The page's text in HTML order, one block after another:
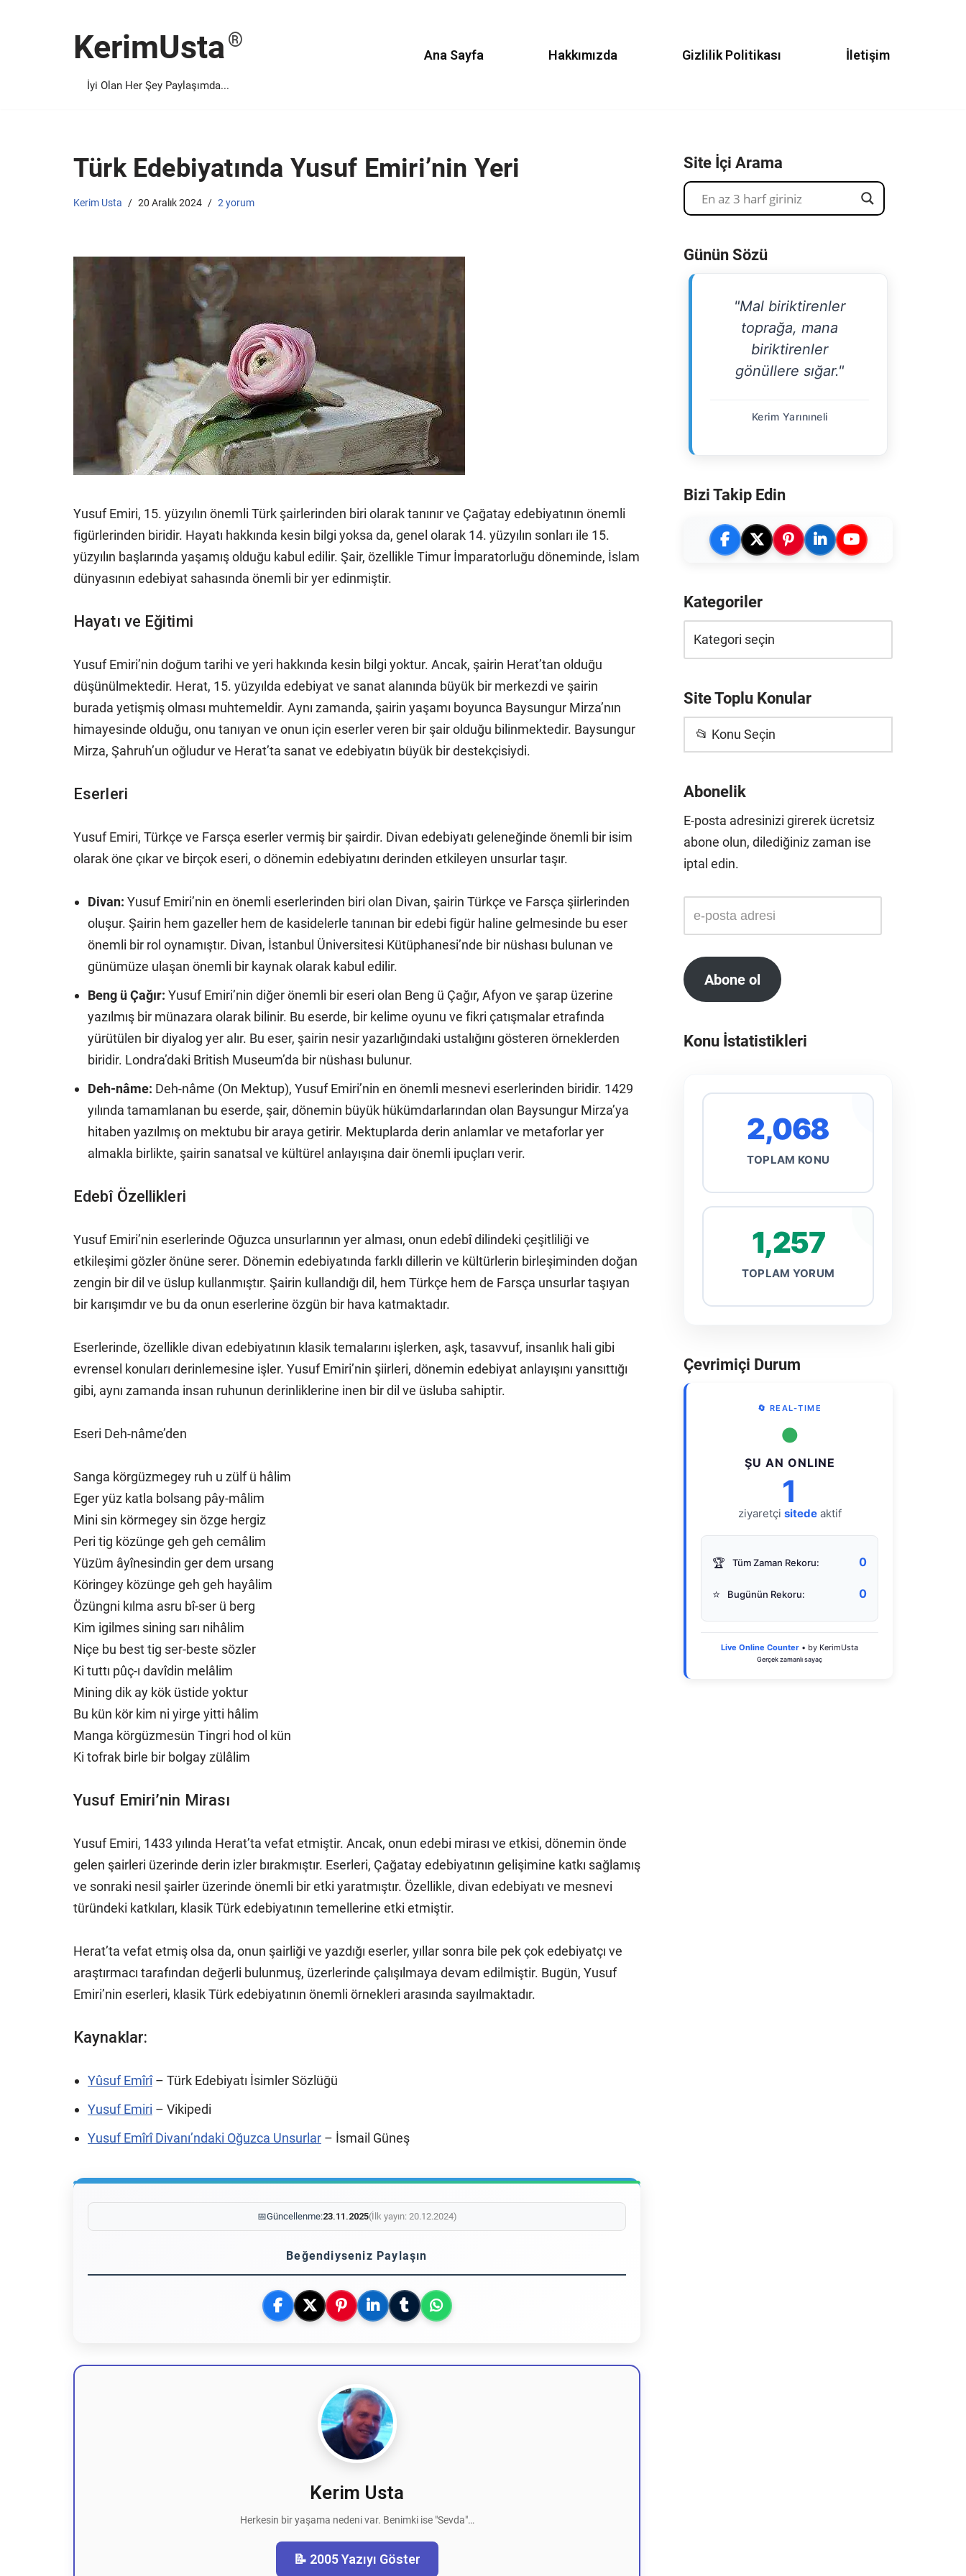
KerimUsta
İyi Olan Her Şey Paylaşımda...
Ana Sayfa Hakkımızda Gizlilik Politikası İletişim
Türk Edebiyatında Yusuf Emiri’nin Yeri
Kerim Usta 20 Aralık 2024 2 yorum
Yusuf Emiri, 15. yüzyılın önemli Türk şairlerinden biri olarak tanınır ve Çağatay edebiyatının önemli
figürlerinden biridir. Hayatı hakkında kesin bilgi yoksa da, genel olarak 14. yüzyılın sonları ile 15.
yüzyılın başlarında yaşamış olduğu kabul edilir. Şair, özellikle Timur İmparatorluğu döneminde, İslam
dünyasının edebiyat sahasında önemli bir yer edinmiştir.
Hayatı ve Eğitimi
Yusuf Emiri’nin doğum tarihi ve yeri hakkında kesin bilgi yoktur. Ancak, şairin Herat’tan olduğu
düşünülmektedir. Herat, 15. yüzyılda edebiyat ve sanat alanında büyük bir merkezdi ve şairin
burada yetişmiş olması muhtemeldir. Aynı zamanda, şairin yaşamı boyunca Baysungur Mirza’nın
himayesinde olduğu, onu tanıyan ve onun için eserler veren bir şair olduğu bilinmektedir. Baysungur
Mirza, Şahruh’un oğludur ve Herat’ta sanat ve edebiyatın büyük bir destekçisiydi.
Eserleri
Yusuf Emiri, Türkçe ve Farsça eserler vermiş bir şairdir. Divan edebiyatı geleneğinde önemli bir isim
olarak öne çıkar ve birçok eseri, o dönemin edebiyatını derinden etkileyen unsurlar taşır.
Divan: Yusuf Emiri’nin en önemli eserlerinden biri olan Divan, şairin Türkçe ve Farsça şiirlerinden
oluşur. Şairin hem gazeller hem de kasidelerle tanınan bir edebi figür haline gelmesinde bu eser
önemli bir rol oynamıştır. Divan, İstanbul Üniversitesi Kütüphanesi’nde bir nüshası bulunan ve
günümüze ulaşan önemli bir kaynak olarak kabul edilir.
Beng ü Çağır: Yusuf Emiri’nin diğer önemli bir eseri olan Beng ü Çağır, Afyon ve şarap üzerine
yazılmış bir münazara olarak bilinir. Bu eserde, bir kelime oyunu ve fikri çatışmalar etrafında
yürütülen bir diyalog yer alır. Bu eser, şairin nesir yazarlığındaki ustalığını gösteren örneklerden
biridir. Londra’daki British Museum’da bir nüshası bulunur.
Deh-nâme: Deh-nâme (On Mektup), Yusuf Emiri’nin en önemli mesnevi eserlerinden biridir. 1429
yılında tamamlanan bu eserde, şair, dönemin büyük hükümdarlarından olan Baysungur Mirza’ya
hitaben yazılmış on mektubu bir araya getirir. Mektuplarda derin anlamlar ve metaforlar yer
almakla birlikte, şairin sanatsal ve kültürel anlayışına dair önemli ipuçları verir.
Edebî Özellikleri
Yusuf Emiri’nin eserlerinde Oğuzca unsurlarının yer alması, onun edebî dilindeki çeşitliliği ve
etkileşimi gözler önüne serer. Dönemin edebiyatında farklı dillerin ve kültürlerin birleşiminden doğan
zengin bir dil ve üslup kullanmıştır. Şairin kullandığı dil, hem Türkçe hem de Farsça unsurlar taşıyan
bir karışımdır ve bu da onun eserlerine özgün bir hava katmaktadır.
Eserlerinde, özellikle divan edebiyatının klasik temalarını işlerken, aşk, tasavvuf, insanlık hali gibi
evrensel konuları derinlemesine işler. Yusuf Emiri’nin şiirleri, dönemin edebiyat anlayışını yansıttığı
gibi, aynı zamanda insan ruhunun derinliklerine inen bir dil ve üsluba sahiptir.
Eseri Deh-nâme’den
Sanga körgüzmegey ruh u zülf ü hâlim
Eger yüz katla bolsang pây-mâlim
Mini sin körmegey sin özge hergiz
Peri tig közünge geh geh cemâlim
Yüzüm âyînesindin ger dem ursang
Köringey közünge geh geh hayâlim
Özüngni kılma asru bî-ser ü berg
Kim igilmes sining sarı nihâlim
Niçe bu best tig ser-beste sözler
Ki tuttı pûç-ı davîdin melâlim
Mining dik ay kök üstide yoktur
Bu kün kör kim ni yirge yitti hâlim
Manga körgüzmesün Tingri hod ol kün
Ki tofrak birle bir bolgay zülâlim
Yusuf Emiri’nin Mirası
Yusuf Emiri, 1433 yılında Herat’ta vefat etmiştir. Ancak, onun edebi mirası ve etkisi, dönemin önde
gelen şairleri üzerinde derin izler bırakmıştır. Eserleri, Çağatay edebiyatının gelişimine katkı sağlamış
ve sonraki nesil şairler üzerinde önemli bir etki yaratmıştır. Özellikle, divan edebiyatı ve mesnevi
türündeki katkıları, klasik Türk edebiyatının temellerine etki etmiştir.
Herat’ta vefat etmiş olsa da, onun şairliği ve yazdığı eserler, yıllar sonra bile pek çok edebiyatçı ve
araştırmacı tarafından değerli bulunmuş, üzerlerinde çalışılmaya devam edilmiştir. Bugün, Yusuf
Emiri’nin eserleri, klasik Türk edebiyatının önemli örnekleri arasında sayılmaktadır.
Kaynaklar:
Yûsuf Emîrî– Türk Edebiyatı İsimler Sözlüğü
Yusuf Emiri – Vikipedi
Yusuf Emîrî Divanı’ndaki Oğuzca Unsurlar – İsmail Güneş
📅Güncellenme:23.11.2025(İlk yayın: 20.12.2024)
Beğendiyseniz Paylaşın
Kerim Usta
Herkesin bir yaşama nedeni var. Benimki ise "Sevda"…
📝 2005 Yazıyı Göster
Site İçi Arama
Günün Sözü
"Mal biriktirenler
toprağa, mana
biriktirenler
gönüllere sığar."
Kerim Yarınıneli
Bizi Takip Edin
Kategoriler
Site Toplu Konular
📂 Konu Seçin
Abonelik
E-posta adresinizi girerek ücretsiz
abone olun, dilediğiniz zaman ise
iptal edin.
Abone ol
Konu İstatistikleri
2,068
TOPLAM KONU
1,257
TOPLAM YORUM
Çevrimiçi Durum
🔄 REAL-TIME
●
ŞU AN ONLINE
1
ziyaretçi sitedeaktif
🏆 Tüm Zaman Rekoru: 0
⭐ Bugünün Rekoru: 0
Live Online Counter • by KerimUsta
Gerçek zamanlı sayaç